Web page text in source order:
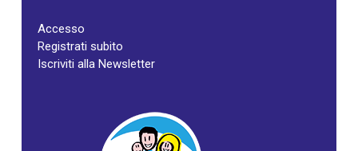
Accesso
Registrati subito
Iscriviti alla Newsletter